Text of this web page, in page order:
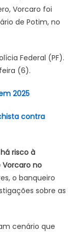
Vorcaro foi
de Potim, no
Federal (PF).
(6).
2025
contra
risco à
no
o banqueiro
sobre as
cenário que